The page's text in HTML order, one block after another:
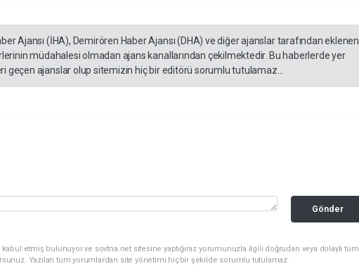
Ajansı (İHA), Demirören Haber Ajansı (DHA) ve diğer ajanslar tarafından eklenen
müdahalesi olmadan ajans kanallarından çekilmektedir. Bu haberlerde yer
geçen ajanslar olup sitemizin hiç bir editörü sorumlu tutulamaz...
Gönder
kabul etmiş bulunuyor ve sovtna.net sitesine yaptığınız yorumunuzla ilgili doğrudan veya dolaylı tüm
Yazılan tüm yorumlardan site yönetimi hiçbir şekilde sorumlu tutulamaz.